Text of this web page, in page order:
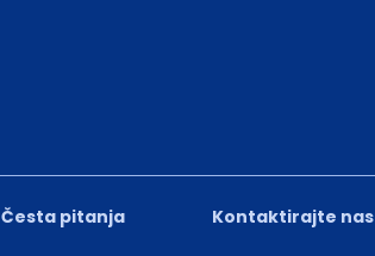
Česta pitanja Kontaktirajte nas